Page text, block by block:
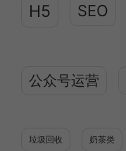
H5 SEO
公众号运营
垃圾回收 奶茶类